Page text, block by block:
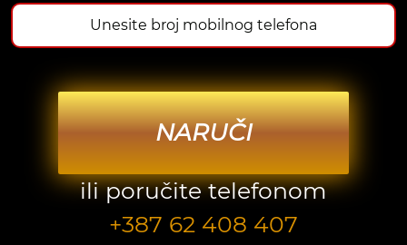
NARUČI
ili poručite telefonom
+387 62 408 407